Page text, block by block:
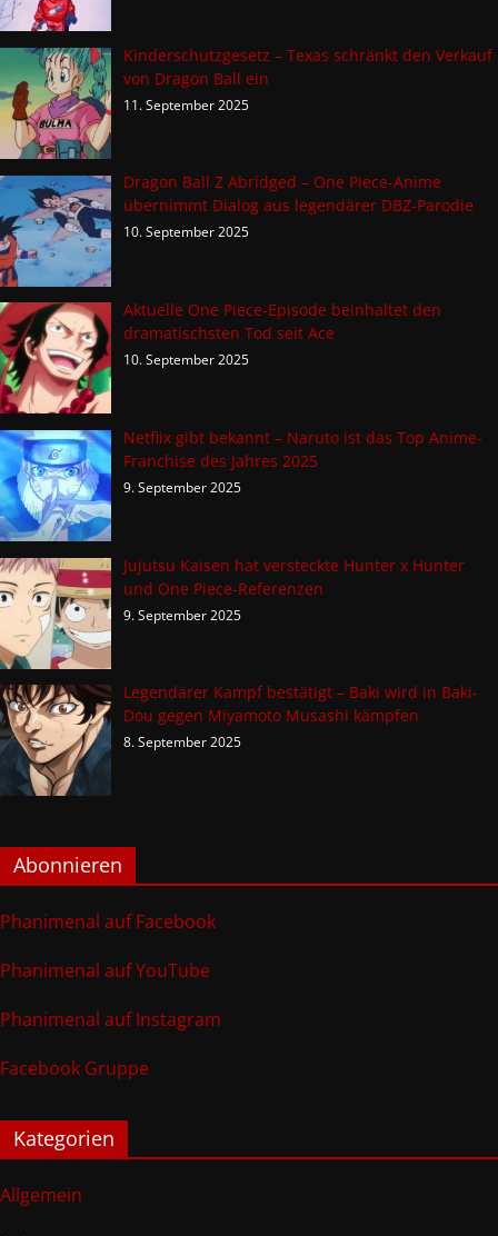
Kinderschutzgesetz – Texas schränkt den Verkauf
von Dragon Ball ein
11. September 2025
Dragon Ball Z Abridged – One Piece-Anime
übernimmt Dialog aus legendärer DBZ-Parodie
10. September 2025
Aktuelle One Piece-Episode beinhaltet den
dramatischsten Tod seit Ace
10. September 2025
Netflix gibt bekannt – Naruto ist das Top Anime-
Franchise des Jahres 2025
9. September 2025
Jujutsu Kaisen hat versteckte Hunter x Hunter
und One Piece-Referenzen
9. September 2025
Legendärer Kampf bestätigt – Baki wird in Baki-
Dou gegen Miyamoto Musashi kämpfen
8. September 2025
Abonnieren
Phanimenal auf Facebook
Phanimenal auf YouTube
Phanimenal auf Instagram
Facebook Gruppe
Kategorien
Allgemein